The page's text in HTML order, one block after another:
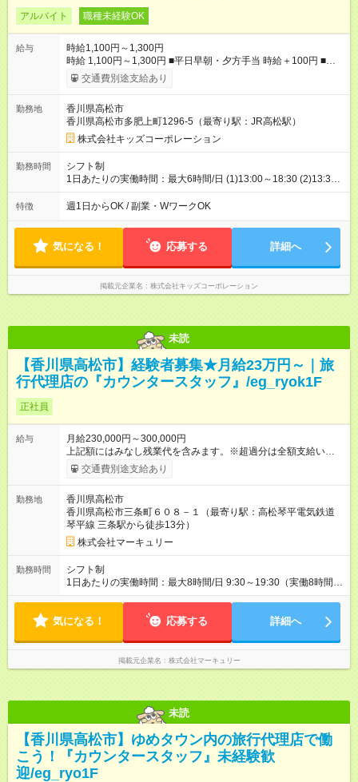
アルバイト 職種未経験OK
給与
時給1,100円～1,300円
時給 1,100円～1,300円 ■平日早朝・夕方手当 時給＋100円 ■休
日手当 時給＋100円 ■特別期間手当（GW、お盆、年末年始※会
社カレンダーによる） 時給＋200円 【試用期間】試用期間あり
交通費別途支給あり
勤務地
香川県高松市
香川県高松市多肥上町1296-5（最寄り駅：JR高松駅）
株式会社キッズコーポレーション
勤務時間
シフト制
1日あたりの実働時間：最大6時間/日 (1)13:00～18:30 (2)13:30
～18:30 (3)14:00～18:30 1日3時間以上、週1～5日 ＊(1)～(3)い
ずれか勤務できる方 ＊週20時間未満の扶養内勤務 ＊お預かり状
（18:30まで）勤務可能な方は、1日3時間～相談可能
特徴 週1日からOK / 副業・WワークOK
気になる！ 応募する 詳細へ
掲載元企業名 株式会社キッズコーポレーション
未読
【香川県高松市】経験者募集★月給23万円～｜旅
行代理店の『カウンタースタッフ』/eg_ryok1F
正社員
給与
月給230,000円～300,000円
上記額にはみなし残業代を含みます。※超過分は全額支給いたし
ます。 みなし残業代 15,968円／月 みなし残業時間 10時間／月
※能力やスキルを考慮の上、当社規程により決定します。 ーー
に1回の「年次昇給」があり、仕事での成果にあわせて昇給しま
す。特に頑張っている人は、上長の裁量でさらにプラスの昇給
となることも。努力や成長が収入につながる環境です。 【試用
期間】試用期間あり 試用期間の長さ：3ヶ月 雇用形態、給与は
本採用時と同じです。
交通費別途支給あり
勤務地
香川県高松市
香川県高松市三条町６０８－１（最寄り駅：高松琴平電気鉄道
琴平線 三条駅から徒歩13分）
株式会社マーキュリー
勤務時間
シフト制
1日あたりの実働時間：最大8時間/日 9:30～19:30（実働8時間／
休憩1時間） ■週5日勤務 ■残業ほぼなし ■希望休あり
気になる！ 応募する 詳細へ
掲載元企業名 株式会社マーキュリー
未読
【香川県高松市】ゆめタウン内の旅行代理店で働
こう！『カウンタースタッフ』未経験歓
迎/eg_ryo1F